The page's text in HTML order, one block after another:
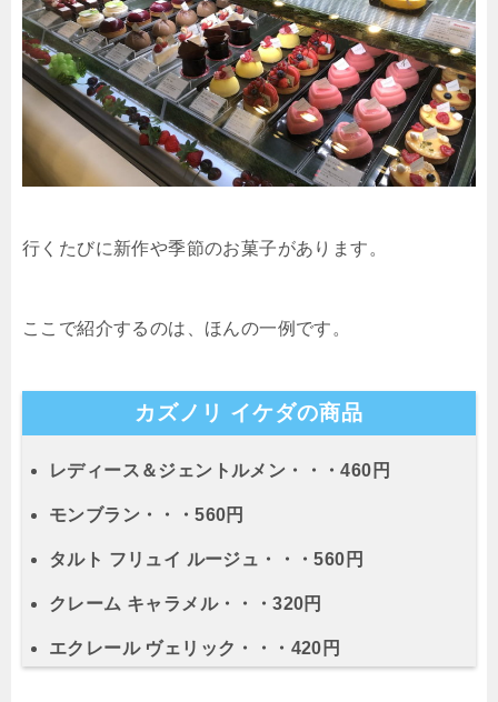
行くたびに新作や季節のお菓子があります。
ここで紹介するのは、ほんの一例です。
カズノリ イケダの商品
レディース＆ジェントルメン・・・460円
モンブラン・・・560円
タルト フリュイ ルージュ・・・560円
クレーム キャラメル・・・320円
エクレール ヴェリック・・・420円